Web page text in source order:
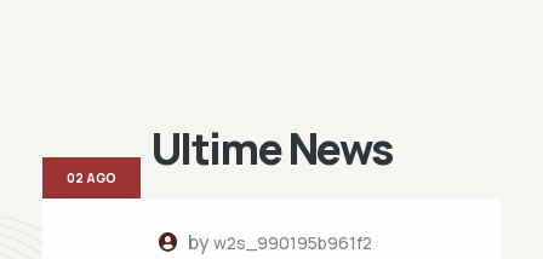
Ultime News
byw2s_990195b961f2
02 AGO